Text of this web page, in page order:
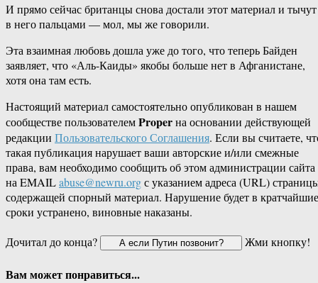
И прямо сейчас британцы снова достали этот материал и тычут
в него пальцами — мол, мы же говорили.
Эта взаимная любовь дошла уже до того, что теперь Байден
заявляет, что «Аль-Каиды» якобы больше нет в Афганистане,
хотя она там есть.
Настоящий материал самостоятельно опубликован в нашем
сообществе пользователемProperна основании действующей
редакции Пользовательского Соглашения. Если вы считаете,
такая публикация нарушает ваши авторские и/или смежные
права, вам необходимо сообщить об этом администрации сайта
на EMAILabuse@newru.orgс указанием адреса (URL)
содержащей спорный материал. Нарушение будет в кратчайшие
сроки устранено, виновные наказаны.
Дочитал до конца?
Жми кнопку!
Вам может понравиться...